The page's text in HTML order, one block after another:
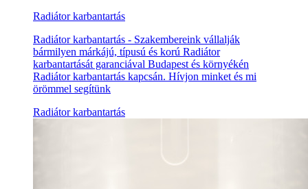
Radiátor karbantartás
Radiátor karbantartás - Szakembereink vállalják
bármilyen márkájú, típusú és korú Radiátor
karbantartását garanciával Budapest és környékén
Radiátor karbantartás kapcsán. Hívjon minket és mi
örömmel segítünk
Radiátor karbantartás